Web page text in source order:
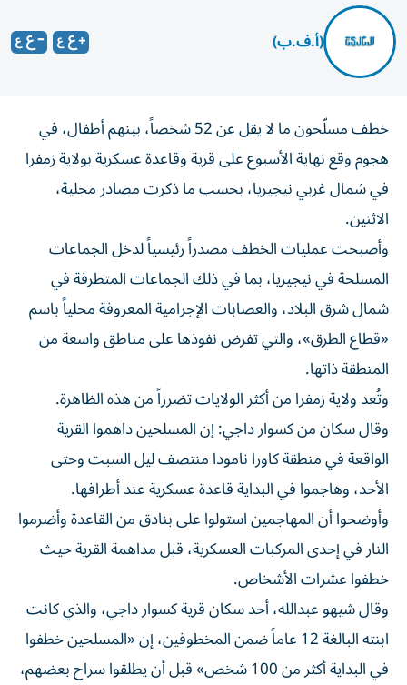
(أ.ف.ب)
خطف مسلّحون ما لا يقل عن 52 شخصاً، بينهم أطفال، في
هجوم وقع نهاية الأسبوع على قرية وقاعدة عسكرية بولاية زمفرا
في شمال غربي نيجيريا، بحسب ما ذكرت مصادر محلية،
الاثنين.
وأصبحت عمليات الخطف مصدراً رئيسياً لدخل الجماعات
المسلحة في نيجيريا، بما في ذلك الجماعات المتطرفة في
شمال شرق البلاد، والعصابات الإجرامية المعروفة محلياً باسم
«قطاع الطرق»، والتي تفرض نفوذها على مناطق واسعة من
المنطقة ذاتها.
وتُعد ولاية زمفرا من أكثر الولايات تضرراً من هذه الظاهرة.
وقال سكان من كسوار داجي: إن المسلحين داهموا القرية
الواقعة في منطقة كاورا نامودا منتصف ليل السبت وحتى
الأحد، وهاجموا في البداية قاعدة عسكرية عند أطرافها.
وأوضحوا أن المهاجمين استولوا على بنادق من القاعدة وأضرموا
النار في إحدى المركبات العسكرية، قبل مداهمة القرية حيث
خطفوا عشرات الأشخاص.
وقال شيهو عبدالله، أحد سكان قرية كسوار داجي، والذي كانت
ابنته البالغة 12 عاماً ضمن المخطوفين، إن «المسلحين خطفوا
في البداية أكثر من 100 شخص» قبل أن يطلقوا سراح بعضهم،